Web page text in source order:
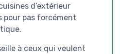
d’extérieur
pour pas forcément
à ceux qui veulent